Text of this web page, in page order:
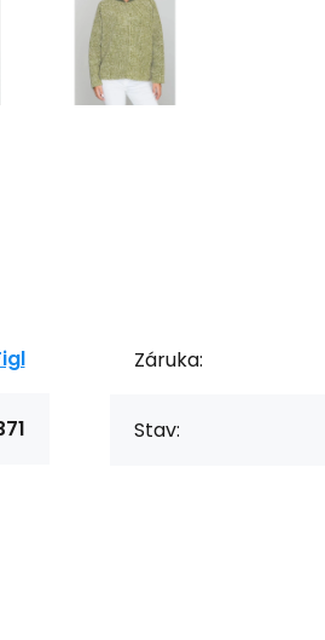
Záruka:
Stav: